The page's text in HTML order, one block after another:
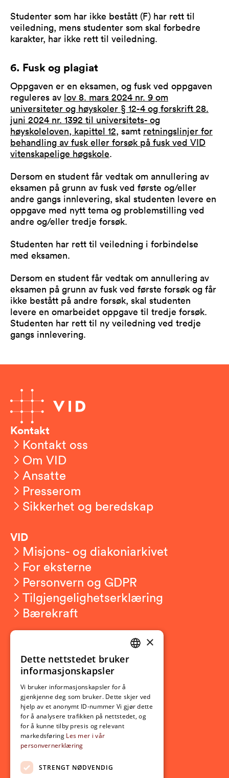
Studenter som har ikke bestått (F) har rett til
veiledning, mens studenter som skal forbedre
karakter, har ikke rett til veiledning.
6. Fusk og plagiat
Oppgaven er en eksamen, og fusk ved oppgaven
reguleres av lov 8. mars 2024 nr. 9 om
universiteter og høyskoler § 12-4 og forskrift 28.
juni 2024 nr. 1392 til universitets- og
høyskoleloven, kapittel 12, samt retningslinjer for
behandling av fusk eller forsøk på fusk ved VID
vitenskapelige høgskole.
Dersom en student får vedtak om annullering av
eksamen på grunn av fusk ved første og/eller
andre gangs innlevering, skal studenten levere en
oppgave med nytt tema og problemstilling ved
andre og/eller tredje forsøk.
Studenten har rett til veiledning i forbindelse
med eksamen.
Dersom en student får vedtak om annullering av
eksamen på grunn av fusk ved første forsøk og får
ikke bestått på andre forsøk, skal studenten
levere en omarbeidet oppgave til tredje forsøk.
Studenten har rett til ny veiledning ved tredje
gangs innlevering.
Kontakt
Kontakt oss
Om VID
Ansatte
Presserom
Sikkerhet og beredskap
VID
Misjons- og diakoniarkivet
For eksterne
Personvern og GDPR
Tilgjengelighetserklæring
Bærekraft
Ny student
Utveksling
Opptak
Lov- og regelverk
Aktuelt
Nyheter
Arrangementer
NORWEGIAN
×
Dette nettstedet bruker
informasjonskapsler
Vi bruker informasjonskapsler for å
gjenkjenne deg som bruker. Dette skjer ved
hjelp av et anonymt ID-nummer Vi gjør dette
for å analysere trafikken på nettstedet, og
for å kunne tilby presis og relevant
markedsføring Les mer i vår
personvernerklæring
STRENGT NØDVENDIG